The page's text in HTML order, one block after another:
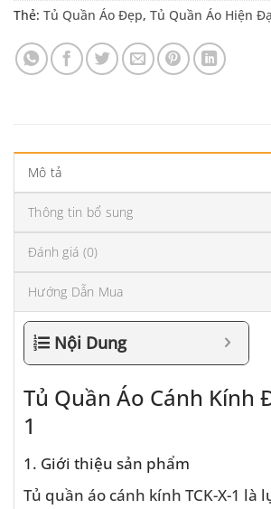
Thẻ: Tủ Quần Áo Đẹp, Tủ Quần Áo Hiện
Mô tả
Thông tin bổ sung
Đánh giá (0)
Hướng Dẫn Mua
Nội Dung
Tủ Quần Áo Cánh Kính
1
1. Giới thiệu sản phẩm
Tủ quần áo cánh kính TCK-X-1 là